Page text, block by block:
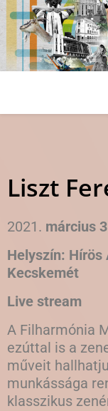
Liszt
2021. március
Helyszín: Hírös
Kecskemét
Live stream
A Filharmónia
ezúttal is a
műveit
munkássága
klasszikus